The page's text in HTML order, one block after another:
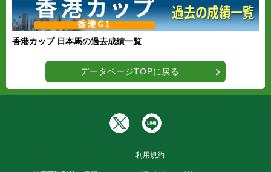
香港カップ 日本馬の過去成績一覧
データページTOPに戻る
利用規約